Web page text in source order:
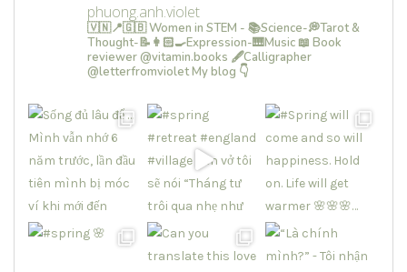
phuong.anh.violet
🇻🇳📍🇬🇧 Women in STEM - 📚Science-💭Tarot &
Thought-📝👩🏻‍🍳Expression-🎹Music 📖 Book
reviewer @vitamin.books 🖋Calligrapher
@letterfromvioletMy blog 👇